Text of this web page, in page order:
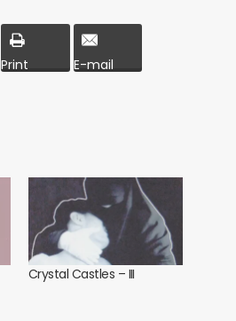
Print E-mail
Crystal Castles – III